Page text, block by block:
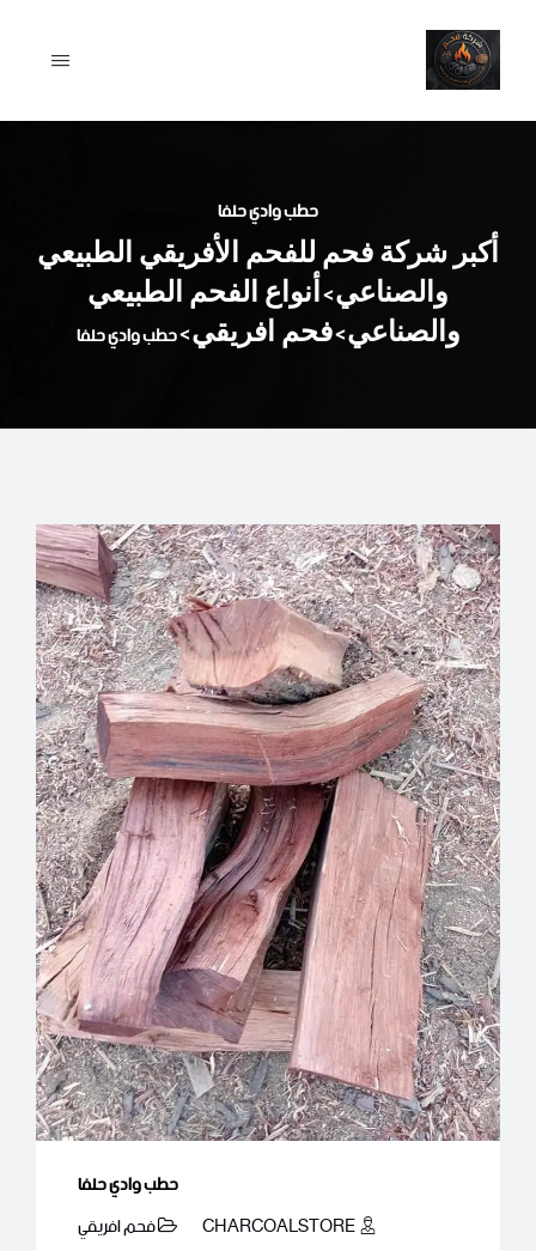
content
حطب وادي حلفا
أكبر شركة فحم للفحم الأفريقي الطبيعي
والصناعي>أنواع الفحم الطبيعي
والصناعي>فحم افريقي>حطب وادي حلفا
حطب وادي حلفا
CHARCOALSTORE
فحم افريقي